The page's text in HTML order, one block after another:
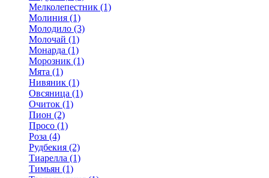
Мелколепестник (1)
Молиния (1)
Молодило (3)
Молочай (1)
Монарда (1)
Морозник (1)
Мята (1)
Нивяник (1)
Овсяница (1)
Очиток (1)
Пион (2)
Просо (1)
Роза (4)
Рудбекия (2)
Тиарелла (1)
Тимьян (1)